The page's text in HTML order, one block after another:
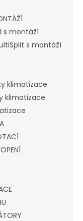
s montáží
s montáží
klimatizace
klimatizace